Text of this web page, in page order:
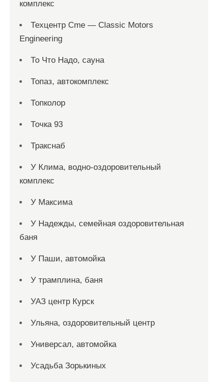
комплекс
Техцентр Cme — Classic Motors
Engineering
То Что Надо, сауна
Топаз, автокомплекс
Топколор
Точка 93
Тракснаб
У Клима, водно-оздоровительный
комплекс
У Максима
У Надежды, семейная оздоровительная
баня
У Паши, автомойка
У трамплина, баня
УАЗ центр Курск
Ульяна, оздоровительный центр
Универсал, автомойка
Усадьба Зорькиных